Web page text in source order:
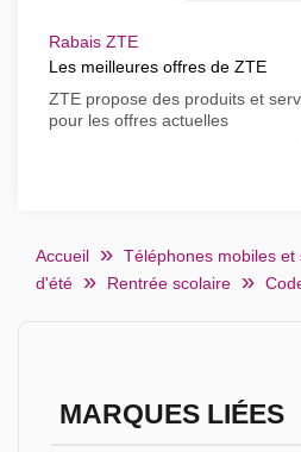
Rabais ZTE
Les meilleures offres de ZTE
ZTE propose des produits et
pour les offres actuelles
Accueil Téléphones mobiles et
d'été
Rentrée scolaire
MARQUES LIÉES